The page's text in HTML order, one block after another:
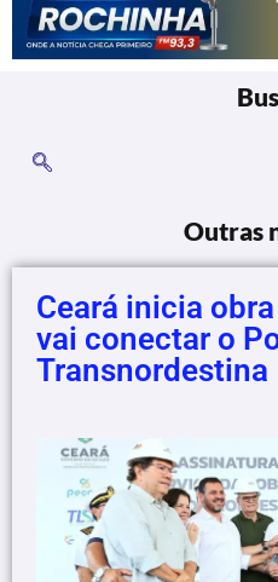
Outras
Ceará inicia
vai conectar o
Transnordestina